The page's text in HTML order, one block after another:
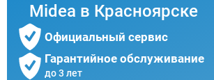
Midea в Красноярске
Официальный сервис
Гарантийное обслуживание
до 3 лет